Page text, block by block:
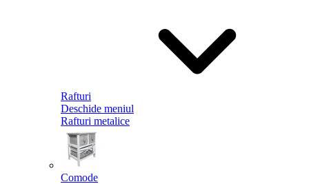
Rafturi
Deschide meniul
Rafturi metalice
Comode